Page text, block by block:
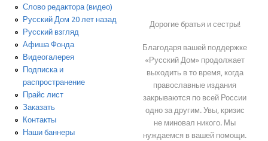
Слово редактора (видео)
Русский Дом 20 лет назад
Русский взгляд
Афиша Фонда
Видеогалерея
Подписка и
распространение
Прайс лист
Заказать
Контакты
Наши баннеры
Дорогие братья и сестры!
Благодаря вашей поддержке
«Русский Дом» продолжает
выходить в то время, когда
православные издания
закрываются по всей России
одно за другим. Увы, кризис
не миновал никого. Мы
нуждаемся в вашей помощи.